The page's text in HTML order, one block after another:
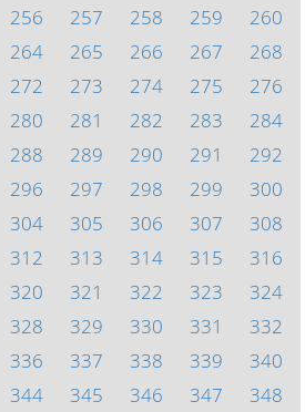
256 257 258 259
260
264 265 266 267
268
272 273 274 275
276
280 281 282 283
284
288 289 290 291
292
296 297 298 299
300
304 305 306 307
308
312 313 314 315
316
320 321 322 323
324
328 329 330 331
332
336 337 338 339
340
344 345 346 347
348